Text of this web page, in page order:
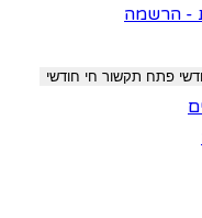
- הרשמה
פתח תקשור חי חודשי